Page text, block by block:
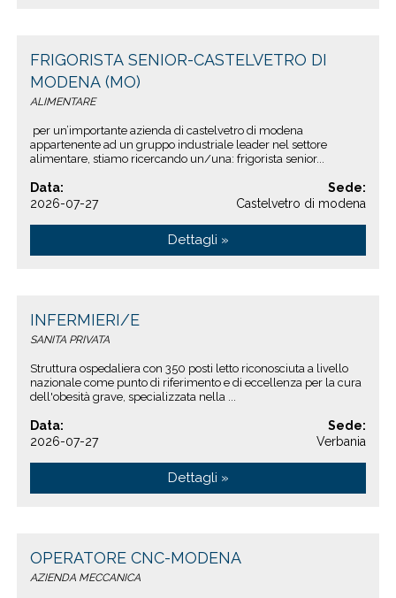
FRIGORISTA SENIOR-CASTELVETRO DI
MODENA (MO)
ALIMENTARE
per un’importante azienda di castelvetro di modena
appartenente ad un gruppo industriale leader nel settore
alimentare, stiamo ricercando un/una: frigorista senior...
Data:
2026-07-27
Sede:
Castelvetro di modena
Dettagli »
INFERMIERI/E
SANITA PRIVATA
Struttura ospedaliera con 350 posti letto riconosciuta a livello
nazionale come punto di riferimento e di eccellenza per la cura
dell'obesità grave, specializzata nella ...
Data:
2026-07-27
Sede:
Verbania
Dettagli »
OPERATORE CNC-MODENA
AZIENDA MECCANICA